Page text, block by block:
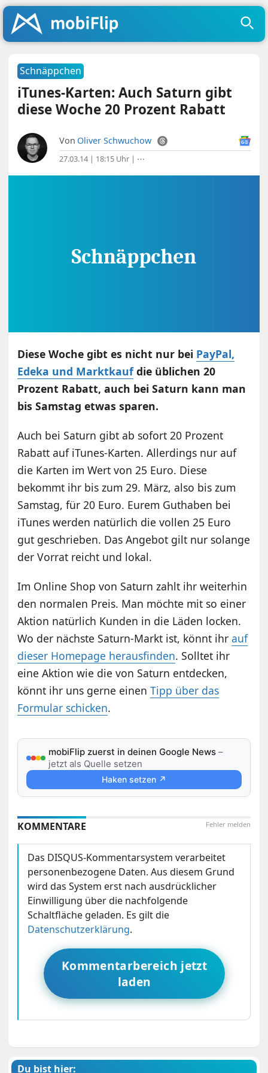
Schnäppchen
iTunes-Karten: Auch Saturn gibt
diese Woche 20 Prozent Rabatt
Von Oliver Schwuchow
27.03.14 | 18:15 Uhr | ⋯
Diese Woche gibt es nicht nur bei PayPal,
Edeka und Marktkaufdie üblichen 20
Prozent Rabatt, auch bei Saturn kann man
bis Samstag etwas sparen.
Auch bei Saturn gibt ab sofort 20 Prozent
Rabatt auf iTunes-Karten. Allerdings nur auf
die Karten im Wert von 25 Euro. Diese
bekommt ihr bis zum 29. März, also bis zum
Samstag, für 20 Euro. Eurem Guthaben bei
iTunes werden natürlich die vollen 25 Euro
gut geschrieben. Das Angebot gilt nur solange
der Vorrat reicht und lokal.
Im Online Shop von Saturn zahlt ihr weiterhin
den normalen Preis. Man möchte mit so einer
Aktion natürlich Kunden in die Läden locken.
Wo der nächste Saturn-Markt ist, könnt ihrauf
dieser Homepage herausfinden. Solltet ihr
eine Aktion wie die von Saturn entdecken,
könnt ihr uns gerne einenTipp über das
Formular schicken.
mobiFlip zuerst in deinen Google News –
jetzt als Quelle setzen
Haken setzen ↗
Fehler melden
KOMMENTARE
Das DISQUS-Kommentarsystem verarbeitet
personenbezogene Daten. Aus diesem Grund
wird das System erst nach ausdrücklicher
Einwilligung über die nachfolgende
Schaltfläche geladen. Es gilt die
Datenschutzerklärung.
Kommentarbereich jetzt
laden
Du bist hier: